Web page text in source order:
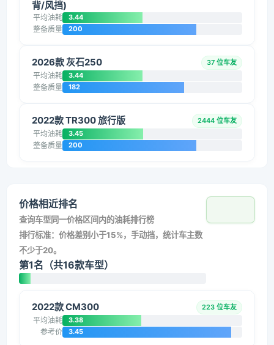
背/风挡)
平均油耗 3.44
整备质量 200
2026款 灰石250 37 位车友
平均油耗 3.44
整备质量 182
2022款 TR300 旅行版 2444 位车友
平均油耗 3.45
整备质量 200
价格相近排名
查询车型同一价格区间内的油耗排行榜
排行标准：价格差别小于15%，手动挡，统计车主数
不少于20。
第1名（共16款车型）
2022款 CM300 223 位车友
平均油耗 3.38
参考价 3.45